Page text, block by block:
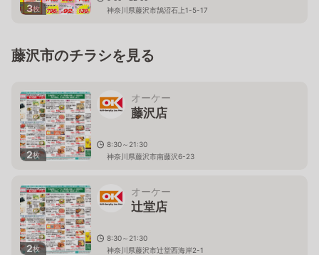
3枚
神奈川県藤沢市鵠沼石上1-5-17
藤沢市のチラシを見る
2枚
オーケー
藤沢店
8:30～21:30
神奈川県藤沢市南藤沢6-23
2枚
オーケー
辻堂店
8:30～21:30
神奈川県藤沢市辻堂西海岸2-1